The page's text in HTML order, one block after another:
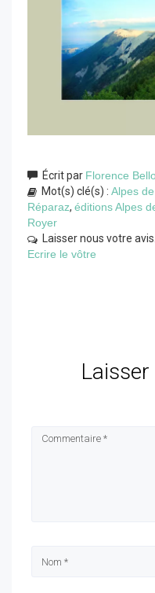
Écrit par Florence
Mot(s) clé(s) : Alpes
Réparaz, éditions Alpes
Royer
Laisser nous votre
Ecrire le vôtre